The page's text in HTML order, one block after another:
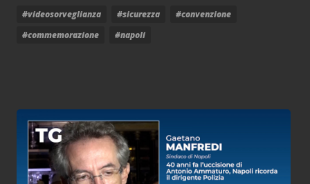
#videosorveglianza #sicurezza
#convenzione
#commemorazione
#napoli